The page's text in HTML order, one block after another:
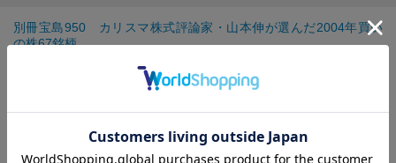
別冊宝島950 カリスマ株式評論家・山本伸が選んだ2004年買い
の株67銘柄
別冊宝島1646 今買いの株 エコ銘柄ベスト100